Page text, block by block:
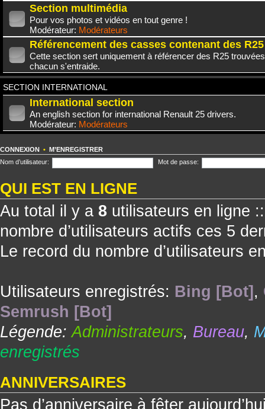
Section multimédia
Pour vos photos et vidéos en tout genre !
Modérateur: Modérateurs
Référencement des casses contenant des R25
Cette section sert uniquement à référencer des R25
chacun s'entraide.
SECTION INTERNATIONAL
International section
An english section for international Renault 25 drivers.
Modérateur: Modérateurs
CONNEXION • M’ENREGISTRER
Nom d’utilisateur:
Mot de passe:
QUI EST EN LIGNE
Au total il y a 8 utilisateurs en ligne
nombre d’utilisateurs actifs ces 5
Le record du nombre d’utilisateurs
Utilisateurs enregistrés: Bing [Bot] ,
Semrush [Bot]
Légende:Administrateurs, Bureau,
enregistrés
ANNIVERSAIRES
Pas d’anniversaire à fêter